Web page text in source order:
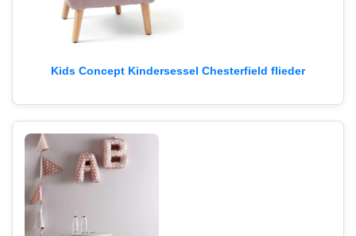
Kids Concept Kindersessel Chesterfield flieder